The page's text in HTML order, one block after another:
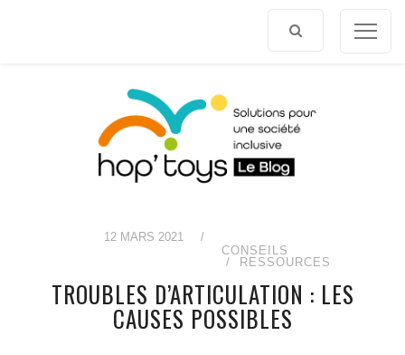
12 MARS 2021
/
CONSEILS
RESSOURCES
TROUBLES D’ARTICULATION : LES
CAUSES POSSIBLES